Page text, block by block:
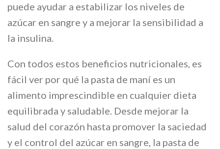
puede ayudar a estabilizar los niveles de
azúcar en sangre y a mejorar la sensibilidad a
la insulina.
Con todos estos beneficios nutricionales, es
fácil ver por qué la pasta de maní es un
alimento imprescindible en cualquier dieta
equilibrada y saludable. Desde mejorar la
salud del corazón hasta promover la saciedad
y el control del azúcar en sangre, la pasta de